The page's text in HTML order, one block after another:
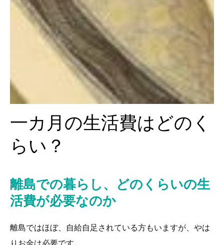
一カ月の生活費はどのく
らい？
離島での暮らし、どのくらいの生
活費が必要なのか
離島ではほぼ、自給自足されている方もいますが、やは